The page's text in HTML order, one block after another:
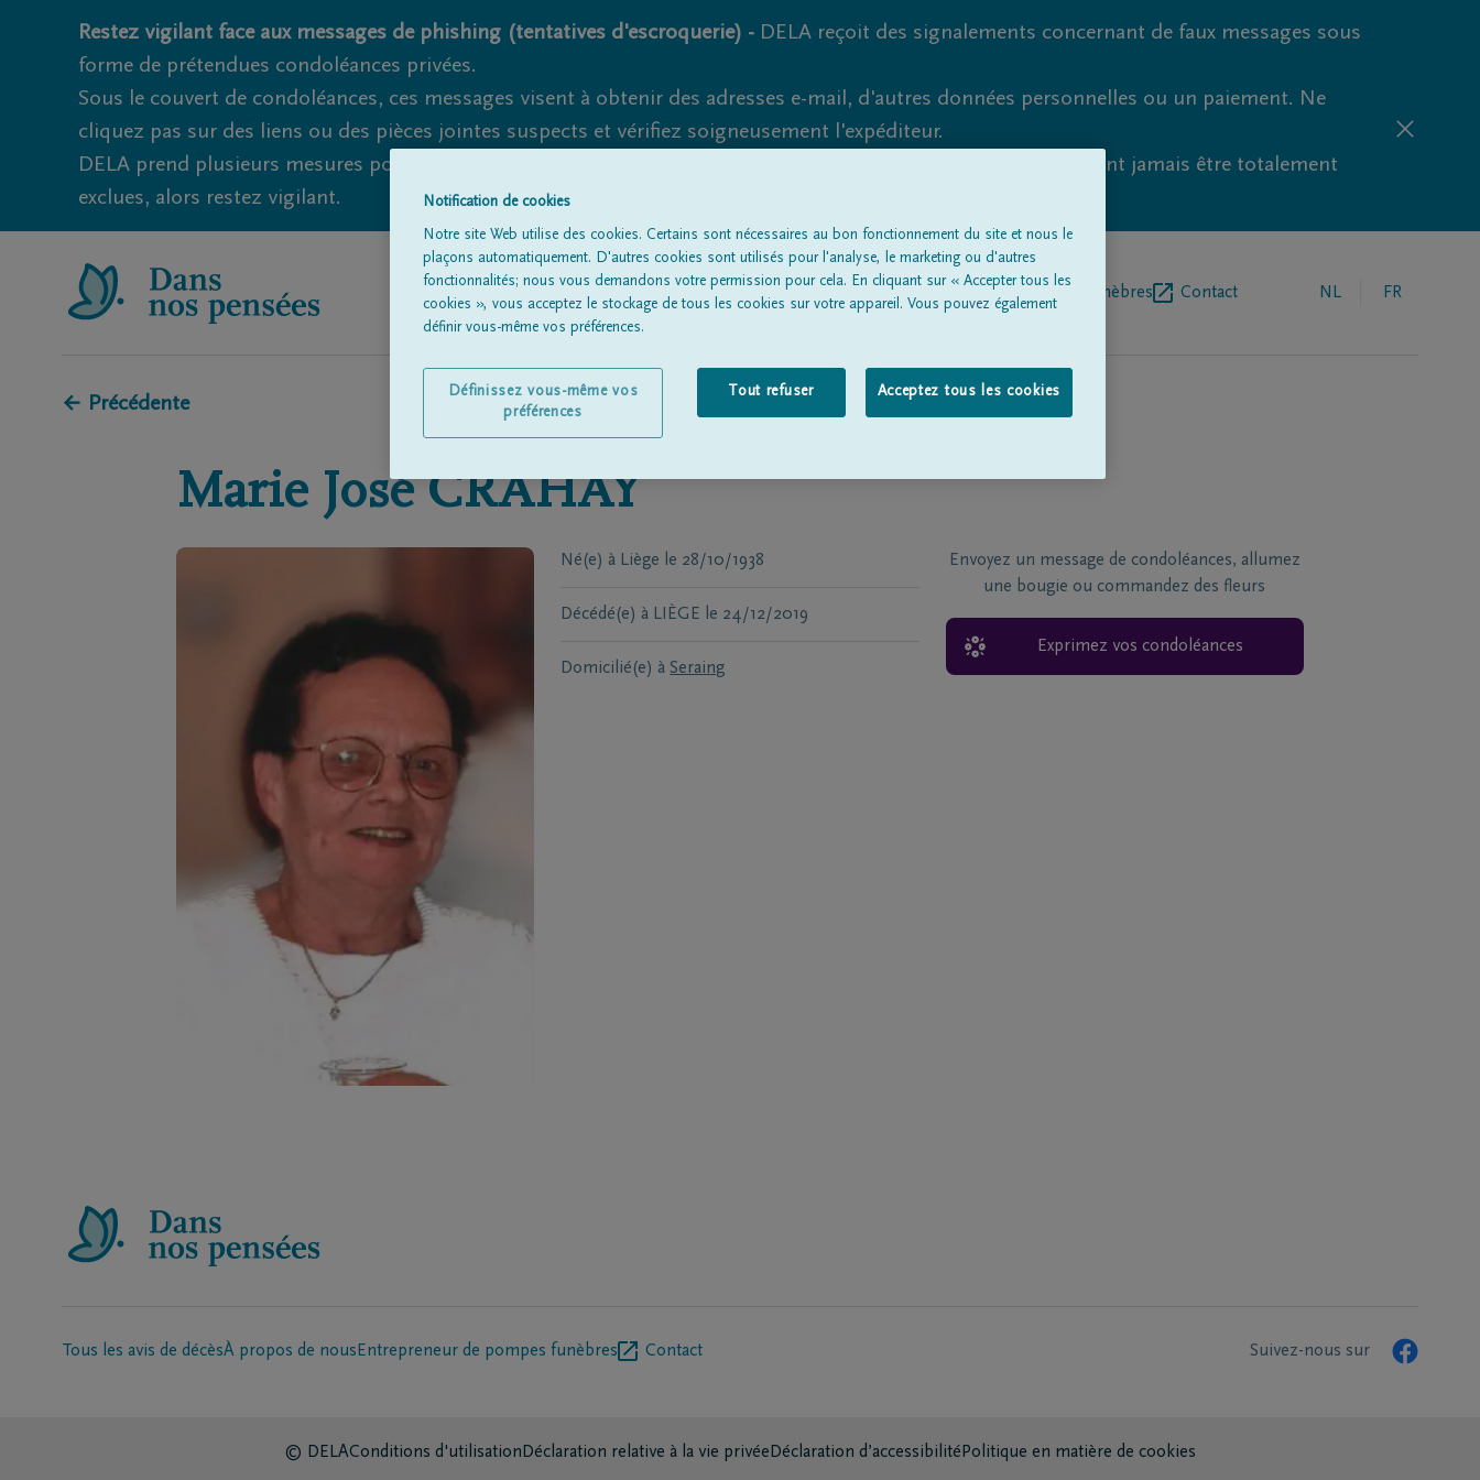
Restez vigilant face aux messages de phishing (tentatives d'escroquerie) - DELA reçoit des signalements concernant de faux messages sous
forme de prétendues condoléances privées.
Sous le couvert de condoléances, ces messages visent à obtenir des adresses e-mail, d'autres données personnelles ou un paiement. Ne
cliquez pas sur des liens ou des pièces jointes suspects et vérifiez soigneusement l'expéditeur.
DELA prend plusieurs mesures pour éviter cela. Cependant, les tentatives d'hameçonnage et de fraude ne peuvent jamais être totalement
exclues, alors restez vigilant.
Tous les avis de décès À propos de nousEntrepreneur de pompes funèbres Contact NL FR
← Précédente
Marie José CRAHAY
Né(e) à Liège le 28/10/1938
Décédé(e) à LIÈGE le 24/12/2019
Domicilié(e) à Seraing
Envoyez un message de condoléances, allumez
une bougie ou commandez des fleurs
Exprimez vos condoléances
Tous les avis de décèsÀ propos de nousEntrepreneur de pompes funèbres Contact Suivez-nous sur
© DELAConditions d'utilisationDéclaration relative à la vie privéeDéclaration d’accessibilitéPolitique en matière de cookies
Notification de cookies
Notre site Web utilise des cookies. Certains sont nécessaires au bon fonctionnement du site et nous le
plaçons automatiquement. D'autres cookies sont utilisés pour l'analyse, le marketing ou d'autres
fonctionnalités; nous vous demandons votre permission pour cela. En cliquant sur « Accepter tous les
cookies », vous acceptez le stockage de tous les cookies sur votre appareil. Vous pouvez également
définir vous-même vos préférences.
Tout refuser Acceptez tous les cookies
Définissez vous-même vos
préférences